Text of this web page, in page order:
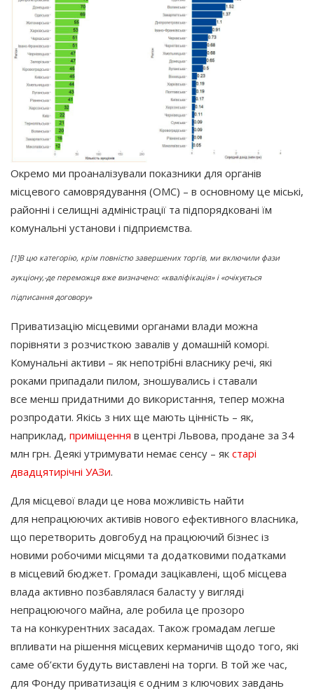
Окремо ми проаналізували показники для органів
місцевого самоврядування (ОМС) – в основному це міські,
районні і селищні адміністрації та підпорядковані їм
комунальні установи і підприємства.
[1]В цю категорію, крім повністю завершених торгів, ми включили фази
аукціону,-де переможця вже визначено: «кваліфікація» і «очікується
підписання договору»
Приватизацію місцевими органами влади можна
порівняти з розчисткою завалів у домашній коморі.
Комунальні активи – як непотрібні власнику речі, які
роками припадали пилом, зношувались і ставали
все менш придатними до використання, тепер можна
розпродати. Якісь з них ще мають цінність – як,
наприклад, приміщення в центрі Львова, продане за 34
млн грн. Деякі утримувати немає сенсу – як старі
двадцятирічні УАЗи.
Для місцевої влади це нова можливість найти
для непрацюючих активів нового ефективного власника,
що перетворить довгобуд на працюючий бізнес із
новими робочими місцями та додатковими податками
в місцевий бюджет. Громади зацікавлені, щоб місцева
влада активно позбавлялася баласту у вигляді
непрацюючого майна, але робила це прозоро
та на конкурентних засадах. Також громадам легше
впливати на рішення місцевих керманичів щодо того, які
саме об’єкти будуть виставлені на торги. В той же час,
для Фонду приватизація є одним з ключових завдань